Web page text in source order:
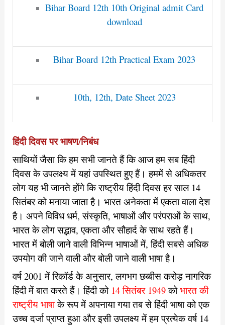
Bihar Board 12th 10th Original admit Card
download
Bihar Board 12th Practical Exam 2023
10th, 12th, Date Sheet 2023
हिंदी दिवस पर भाषण/निबंध
साथियों जैसा कि हम सभी जानते हैं कि आज हम सब हिंदी
दिवस के उपलक्ष्य में यहां उपस्थित हुए हैं। हममें से अधिकतर
लोग यह भी जानते होंगे कि राष्ट्रीय हिंदी दिवस हर साल 14
सितंबर को मनाया जाता है। भारत अनेकता में एकता वाला देश
है। अपने विविध धर्म, संस्कृति, भाषाओं और परंपराओं के साथ,
भारत के लोग सद्भाव, एकता और सौहार्द के साथ रहते हैं।
भारत में बोली जाने वाली विभिन्न भाषाओं में, हिंदी सबसे अधिक
उपयोग की जाने वाली और बोली जाने वाली भाषा है।
वर्ष 2001 में रिकॉर्ड के अनुसार, लगभग छब्बीस करोड़ नागरिक
हिंदी में बात करते हैं। हिंदी को 14 सितंबर 1949कोभारत की
राष्ट्रीय भाषाके रूप में अपनाया गया तब से हिंदी भाषा को एक
उच्च दर्जा प्राप्त हुआ और इसी उपलक्ष्य में हम प्रत्येक वर्ष 14